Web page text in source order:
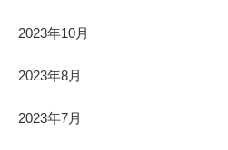
2023年10月
2023年8月
2023年7月